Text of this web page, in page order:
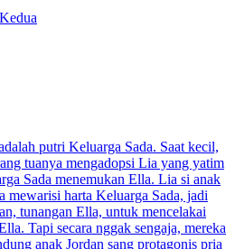
manusia di dalam harem kerajaan.
para penjahat dihukum, dan Song
sendiri.